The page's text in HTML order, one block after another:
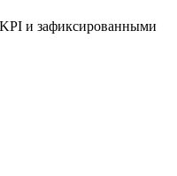
и зафиксированными